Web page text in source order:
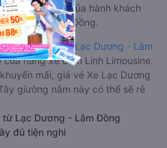
phản hồi của hành khách
Dương - Lâm Đồng.
xe Miền Tây từ Lạc Dương - Lâm
hãng xe Điền Linh Limousine.
mãi, giá vé Xe Lạc Dương
giường nằm này có thể sẽ rẻ
từ Lạc Dương - Lâm Đồng
đủ tiện nghi